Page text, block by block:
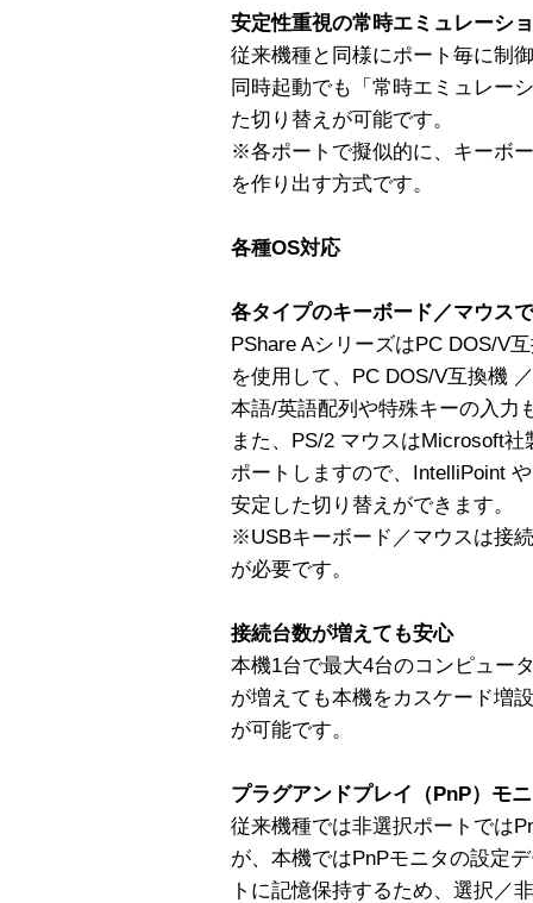
安定性重視の常時エミュレーシ
従来機種と同様にポート毎に制
同時起動でも「常時エミュレー
た切り替えが可能です。
※各ポートで擬似的に、キーボ
を作り出す方式です。
各種OS対応
各タイプのキーボード／マウス
PShare AシリーズはPC DOS/V
を使用して、PC DOS/V互換機
本語/英語配列や特殊キーの入力
また、PS/2 マウスはMicrosoft
ポートしますので、IntelliPoint
安定した切り替えができます。
※USBキーボード／マウスは接
が必要です。
接続台数が増えても安心
本機1台で最大4台のコンピュー
が増えても本機をカスケード増
が可能です。
プラグアンドプレイ（PnP）モ
従来機種では非選択ポートでは
が、本機ではPnPモニタの設定
トに記憶保持するため、選択／